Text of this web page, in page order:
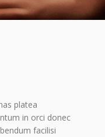
platea
in orci donec
facilisi